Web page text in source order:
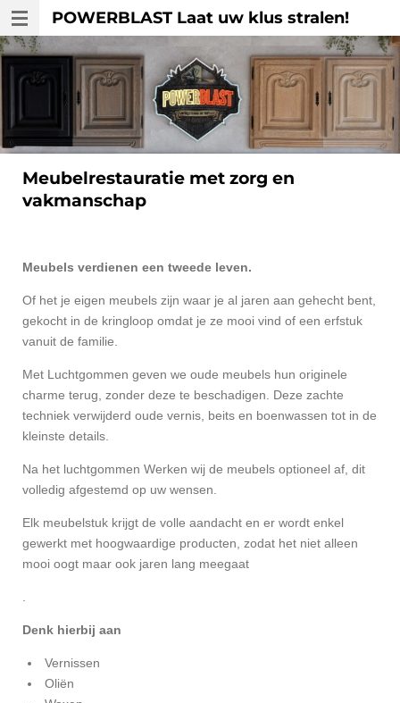
Ga
direct
naar
de
hoofdinhoud
POWERBLAST Laat uw klus stralen!
Meubelrestauratie met zorg en
vakmanschap
Meubels verdienen een tweede leven.
Of het je eigen meubels zijn waar je al jaren aan gehecht bent,
gekocht in de kringloop omdat je ze mooi vind of een erfstuk
vanuit de familie.
Met Luchtgommen geven we oude meubels hun originele
charme terug, zonder deze te beschadigen. Deze zachte
techniek verwijderd oude vernis, beits en boenwassen tot in de
kleinste details.
Na het luchtgommen Werken wij de meubels optioneel af, dit
volledig afgestemd op uw wensen.
Elk meubelstuk krijgt de volle aandacht en er wordt enkel
gewerkt met hoogwaardige producten, zodat het niet alleen
mooi oogt maar ook jaren lang meegaat
.
Denk hierbij aan
Vernissen
Oliën